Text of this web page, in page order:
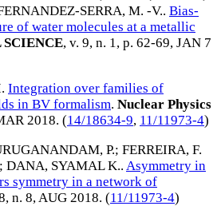
SERRA, M. -V.. Bias-
of water molecules at a metallic
, v. 9, n. 1, p. 62-69, JAN 7
. Integration over families of
in BV formalism. Nuclear Physics
2018. (14/18634-9, 11/11973-4)
P.; FERREIRA, F.
; DANA, SYAMAL K.. Asymmetry in
symmetry in a network of
n. 8, AUG 2018. (11/11973-4)